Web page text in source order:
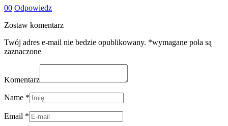
00 Odpowiedz
Zostaw komentarz
Twój adres e-mail nie bedzie opublikowany. *wymagane pola są
zaznaczone
Komentarz
Name *
Email *